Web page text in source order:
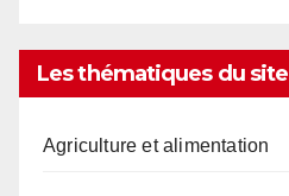
Les thématiques du site
Agriculture et alimentation